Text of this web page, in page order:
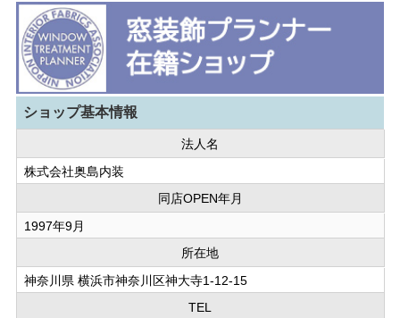
ショップ基本情報
法人名
株式会社奥島内装
同店OPEN年月
1997年9月
所在地
神奈川県 横浜市神奈川区神大寺1-12-15
TEL